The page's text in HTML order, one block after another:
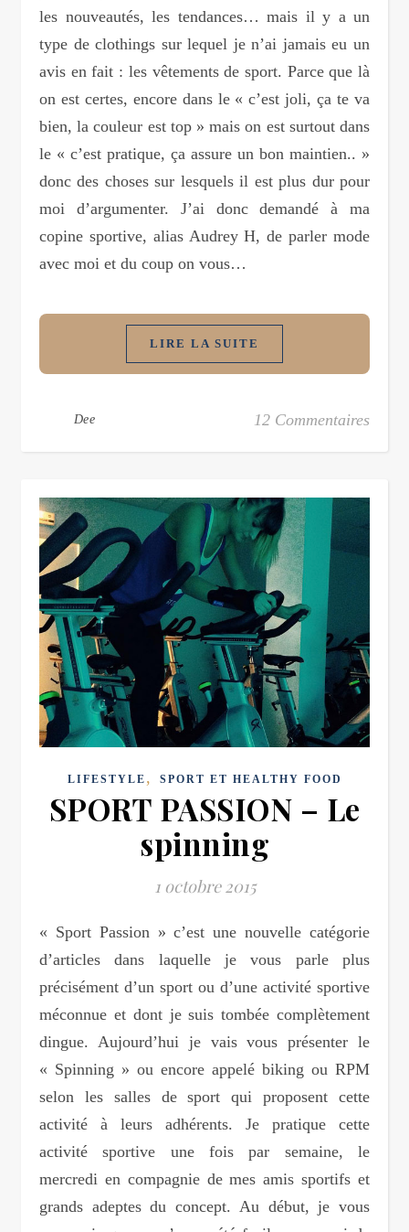
les nouveautés, les tendances… mais il y a un
type de clothings sur lequel je n’ai jamais eu un
avis en fait : les vêtements de sport. Parce que là
on est certes, encore dans le « c’est joli, ça te va
bien, la couleur est top » mais on est surtout dans
le « c’est pratique, ça assure un bon maintien.. »
donc des choses sur lesquels il est plus dur pour
moi d’argumenter. J’ai donc demandé à ma
copine sportive, alias Audrey H, de parler mode
avec moi et du coup on vous…
LIRE LA SUITE
Dee 12 Commentaires
LIFESTYLE , SPORT ET HEALTHY FOOD
SPORT PASSION – Le
spinning
1 octobre 2015
« Sport Passion » c’est une nouvelle catégorie
d’articles dans laquelle je vous parle plus
précisément d’un sport ou d’une activité sportive
méconnue et dont je suis tombée complètement
dingue. Aujourd’hui je vais vous présenter le
« Spinning » ou encore appelé biking ou RPM
selon les salles de sport qui proposent cette
activité à leurs adhérents. Je pratique cette
activité sportive une fois par semaine, le
mercredi en compagnie de mes amis sportifs et
grands adeptes du concept. Au début, je vous